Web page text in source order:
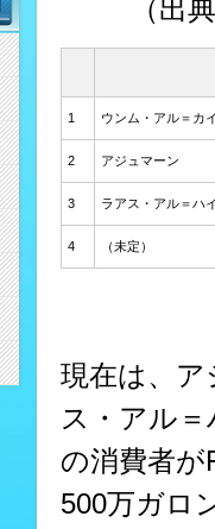
（出
1 ウンム・アル＝カ
2 アジュマーン
3 ラアス・アル＝ハ
4 （未定）
現在は、
ス・アル
の消費者が
500万ガロ